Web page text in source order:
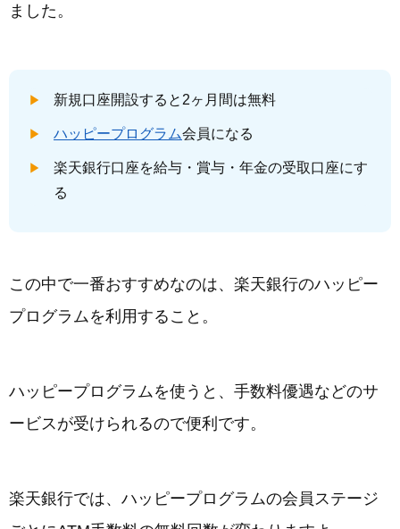
ました。
新規口座開設すると2ヶ月間は無料
ハッピープログラム会員になる
楽天銀行口座を給与・賞与・年金の受取口座にす
る
この中で一番おすすめなのは、楽天銀行のハッピー
プログラムを利用すること。
ハッピープログラムを使うと、手数料優遇などのサ
ービスが受けられるので便利です。
楽天銀行では、ハッピープログラムの会員ステージ